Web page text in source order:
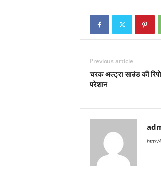
Previous article
चरक अल्ट्रा साउंड की
परेशान